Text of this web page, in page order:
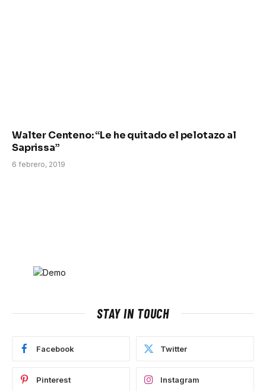
Walter Centeno: “Le he quitado el pelotazo al
Saprissa”
6 febrero, 2019
STAY IN TOUCH
Facebook Twitter
Pinterest Instagram